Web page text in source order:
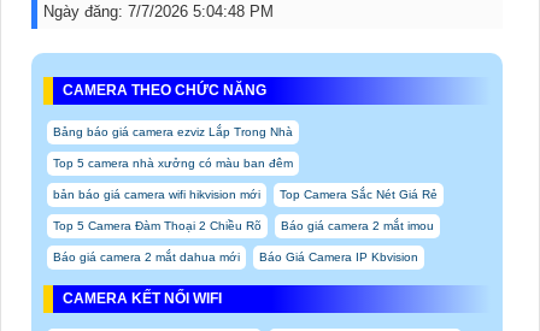
Ngày đăng: 7/7/2026 5:04:48 PM
CAMERA THEO CHỨC NĂNG
Bảng báo giá camera ezviz Lắp Trong Nhà
Top 5 camera nhà xưởng có màu ban đêm
bản báo giá camera wifi hikvision mới Top Camera Sắc Nét Giá Rẻ
Top 5 Camera Đàm Thoại 2 Chiều Rõ Báo giá camera 2 mắt imou
Báo giá camera 2 mắt dahua mới Báo Giá Camera IP Kbvision
CAMERA KẾT NỐI WIFI